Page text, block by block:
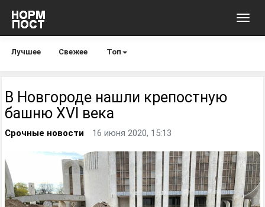
Лучшее Свежее Топ
В Новгороде нашли крепостную
башню XVI века
Срочные новости 16 июня 2020, 15:13